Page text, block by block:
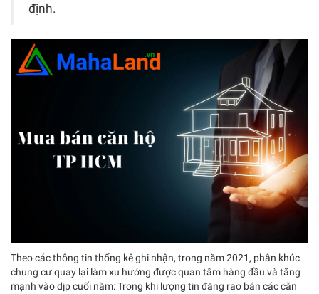
định.
Theo các thông tin thống kê ghi nhận, trong năm 2021, phân khúc
chung cư quay lại làm xu hướng được quan tâm hàng đầu và tăng
mạnh vào dịp cuối năm: Trong khi lượng tin đăng rao bán các căn